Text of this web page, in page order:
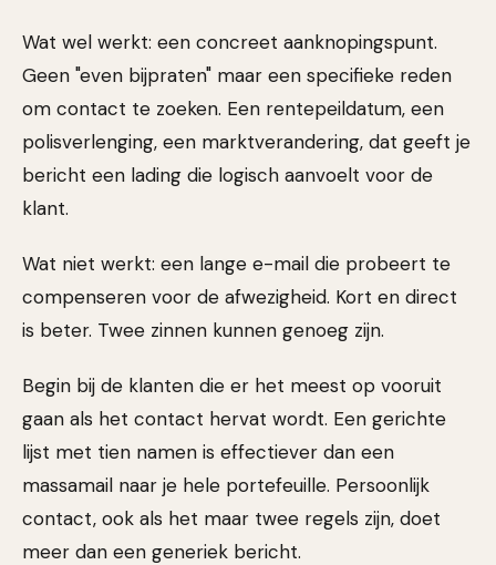
Wat wel werkt: een concreet aanknopingspunt.
Geen "even bijpraten" maar een specifieke reden
om contact te zoeken. Een rentepeildatum, een
polisverlenging, een marktverandering, dat geeft je
bericht een lading die logisch aanvoelt voor de
klant.
Wat niet werkt: een lange e-mail die probeert te
compenseren voor de afwezigheid. Kort en direct
is beter. Twee zinnen kunnen genoeg zijn.
Begin bij de klanten die er het meest op vooruit
gaan als het contact hervat wordt. Een gerichte
lijst met tien namen is effectiever dan een
massamail naar je hele portefeuille. Persoonlijk
contact, ook als het maar twee regels zijn, doet
meer dan een generiek bericht.